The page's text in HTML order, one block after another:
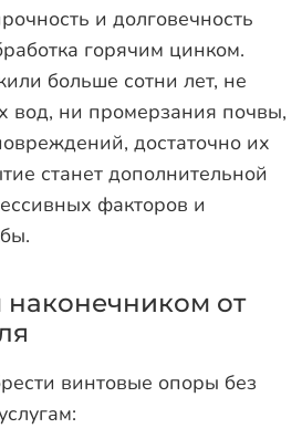
и долговечность
горячим цинком.
больше сотни лет, не
вод, ни промерзания почвы,
достаточно их
станет дополнительной
факторов и
от
винтовые опоры без